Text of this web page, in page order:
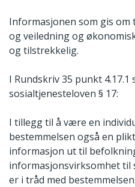
Informasjonen som gis om
og veiledning og
og tilstrekkelig.
I Rundskriv 35 punkt
sosialtjenesteloven § 17:
I tillegg til å være en
bestemmelsen også en
informasjon ut til
informasjonsvirksomhet
er i tråd med